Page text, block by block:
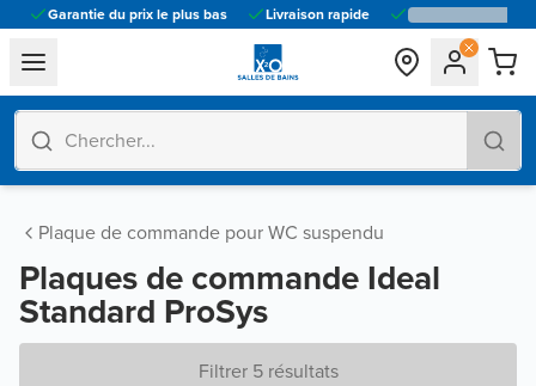
Garantie du prix le plus bas Livraison rapide
general.navigation.toggle_menu.label
Plaque de commande pour WC suspendu
Plaques de commande Ideal
Standard ProSys
Filtrer 5 résultats